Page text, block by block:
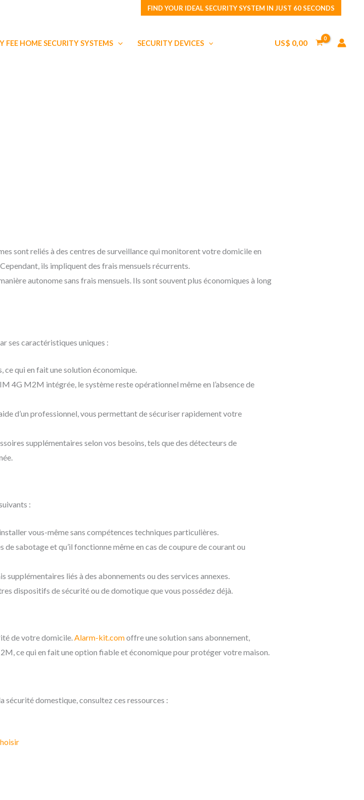
FIND YOUR IDEAL SECURITY SYSTEM IN JUST 60 SECONDS
FEE HOME SECURITY SYSTEMS SECURITY DEVICES US$ 0,00
sont reliés à des centres de surveillance qui monitorent votre domicile en
ils impliquent des frais mensuels récurrents.
autonome sans frais mensuels. Ils sont souvent plus économiques à long
ses caractéristiques uniques :
ce qui en fait une solution économique.
4G M2M intégrée, le système reste opérationnel même en l’absence de
d’un professionnel, vous permettant de sécuriser rapidement votre
supplémentaires selon vos besoins, tels que des détecteurs de
:
vous-même sans compétences techniques particulières.
sabotage et qu’il fonctionne même en cas de coupure de courant ou
supplémentaires liés à des abonnements ou des services annexes.
dispositifs de sécurité ou de domotique que vous possédez déjà.
de votre domicile.Alarm-kit.comoffre une solution sans abonnement,
ce qui en fait une option fiable et économique pour protéger votre maison.
sécurité domestique, consultez ces ressources :